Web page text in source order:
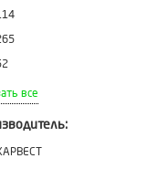
все